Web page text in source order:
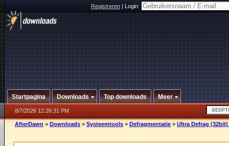
Registreren|Login:
Startpagina Downloads Top downloads Meer
8/7/2026 12:26:31 PM
AfterDawn > Downloads > Systeemtools > Defragmentatie > Ultra Defrag (32bit)